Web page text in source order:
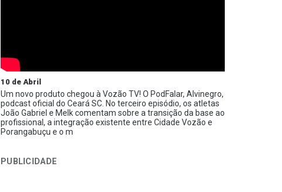
10 de Abril
Um novo produto chegou à Vozão TV! O PodFalar, Alvinegro,
podcast oficial do Ceará SC. No terceiro episódio, os atletas
João Gabriel e Melk comentam sobre a transição da base ao
profissional, a integração existente entre Cidade Vozão e
Porangabuçu e o m
PUBLICIDADE